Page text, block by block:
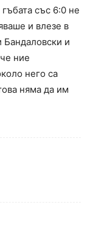
със 6:0 не
и влезе в
Бандаловски и
ние
него са
няма да им